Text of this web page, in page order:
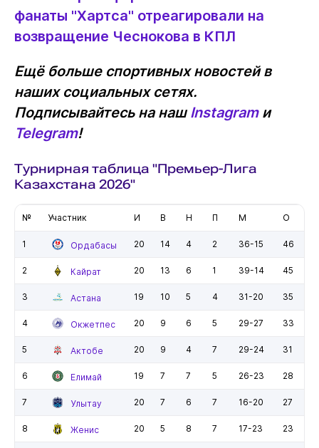
фанаты "Хартса" отреагировали на
возвращение Чеснокова в КПЛ
Ещё больше спортивных новостей в
наших социальных сетях.
Подписывайтесь на нашInstagramи
Telegram!
Турнирная таблица "Премьер-Лига
Казахстана 2026"
№ Участник И В Н П М О
1 Ордабасы 20 14 4 2 36-15 46
2 Кайрат 20 13 6 1 39-14 45
3 Астана 19 10 5 4 31-20 35
4 Окжетпес 20 9 6 5 29-27 33
5 Актобе 20 9 4 7 29-24 31
6 Елимай 19 7 7 5 26-23 28
7 Улытау 20 7 6 7 16-20 27
8 Женис 20 5 8 7 17-23 23